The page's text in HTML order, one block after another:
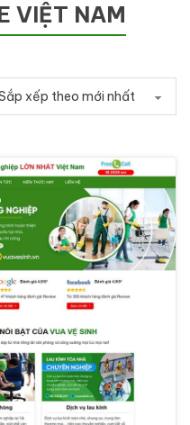
VIỆT NAM